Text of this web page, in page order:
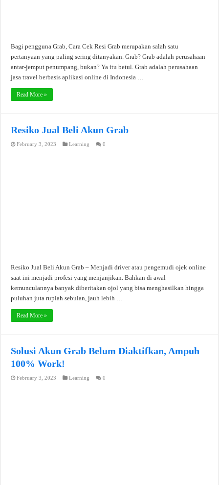
Bagi pengguna Grab, Cara Cek Resi Grab merupakan salah satu
pertanyaan yang paling sering ditanyakan. Grab? Grab adalah perusahaan
antar-jemput penumpang, bukan? Ya itu betul. Grab adalah perusahaan
jasa travel berbasis aplikasi online di Indonesia …
Read More »
Resiko Jual Beli Akun Grab
February 3, 2023 Learning 0
Resiko Jual Beli Akun Grab – Menjadi driver atau pengemudi ojek online
saat ini menjadi profesi yang menjanjikan. Bahkan di awal
kemunculannya banyak diberitakan ojol yang bisa menghasilkan hingga
puluhan juta rupiah sebulan, jauh lebih …
Read More »
Solusi Akun Grab Belum Diaktifkan, Ampuh
100% Work!
February 3, 2023 Learning 0